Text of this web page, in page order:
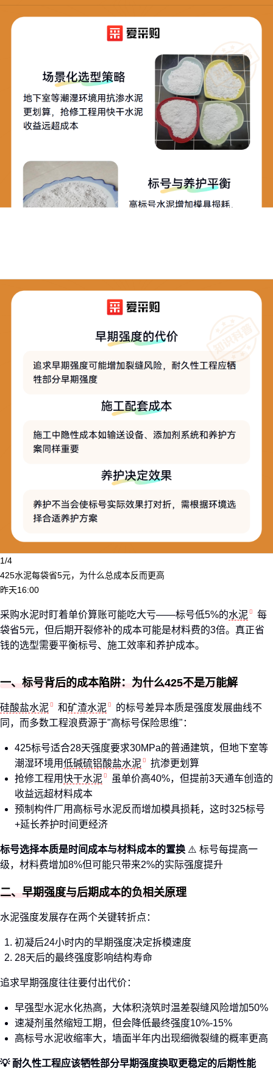
1/4
425水泥每袋省5元，为什么总成本反而更高
昨天16:00
采购水泥时盯着单价算账可能吃大亏——标号低5%的水泥
每
袋省5元，但后期开裂修补的成本可能是材料费的3倍。真正省
钱的选型需要平衡标号、施工效率和养护成本。
一、标号背后的成本陷阱：为什么425不是万能解
硅酸盐水泥 和矿渣水泥
的标号差异本质是强度发展曲线不
同，而多数工程浪费源于"高标号保险思维"：
425标号适合28天强度要求30MPa的普通建筑，但地下室等
潮湿环境用低碱硫铝酸盐水泥
抗渗更划算
抢修工程用快干水泥
虽单价高40%，但提前3天通车创造的
收益远超材料成本
预制构件厂用高标号水泥反而增加模具损耗，这时325标号
+延长养护时间更经济
标号选择本质是时间成本与材料成本的置换 ⚠️ 标号每提高一
级，材料费增加8%但可能只带来2%的实际强度提升
二、早期强度与后期成本的负相关原理
水泥强度发展存在两个关键转折点：
初凝后24小时内的早期强度决定拆模速度
28天后的最终强度影响结构寿命
追求早期强度往往要付出代价：
早强型水泥水化热高，大体积浇筑时温差裂缝风险增加50%
速凝剂虽然缩短工期，但会降低最终强度10%-15%
高标号水泥收缩率大，墙面半年内出现细微裂缝的概率更高
💡 耐久性工程应该牺牲部分早期强度换取更稳定的后期性能